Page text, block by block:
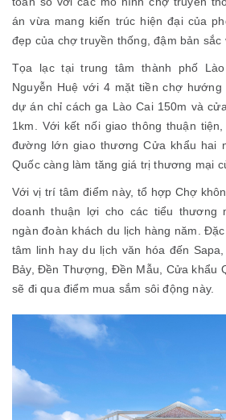
án vừa mang kiến trúc hiện đại của
đẹp của chợ truyền thống, đậm bản sắc
Tọa lạc tại trung tâm thành phố
Nguyễn Huệ với 4 mặt tiền chợ hướng
dự án chỉ cách ga Lào Cai 150m và
1km. Với kết nối giao thông thuận
đường lớn giao thương Cửa khẩu hai
Quốc càng làm tăng giá trị thương mại
Với vị trí tâm điểm này, tổ hợp Chợ
doanh thuận lợi cho các tiểu thương
ngàn đoàn khách du lịch hàng năm.
tâm linh hay du lịch văn hóa đến
Bảy, Đền Thượng, Đền Mẫu, Cửa khẩu
sẽ đi qua điểm mua sắm sôi động này.